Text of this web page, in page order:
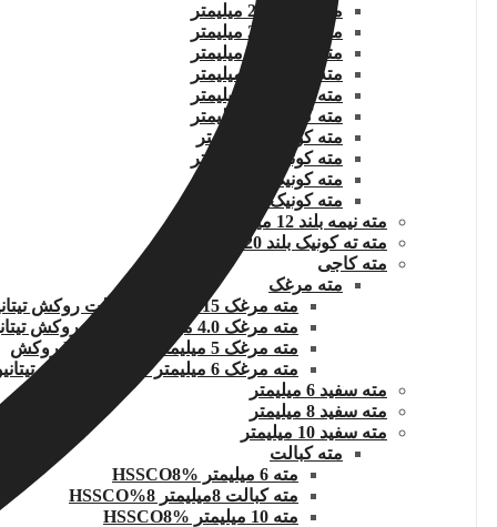
مته کونیک 26 میلیمتر
مته کونیک 27 میلیمتر
مته کونیک 28 میلیمتر
مته کونیک 29 میلیمتر
مته کونیک 30 میلیمتر
مته کونیک 31 میلیمتر
مته کونیک 32 میلمتر
مته کونیک 33 میلیمتر
مته کونیک 34 میلیمتر
مته کونیک 35 میلیمتر
مته نیمه بلند 12 میلیمتر
مته ته کونیک بلند 20 میلیمتر
مته کاجی
مته مرغک
مته مرغک 3.15 میلیمتر کبالت روکش تیتانیوم
مته مرغک 4.0 میلیمتر کبالتدار روکش تیتانیوم
مته مرغک 5 میلیمتر HSSCO5% روکش
مته مرغک 6 میلیمتر کبالتدار .روکش تیتانیوم
مته سفید 6 میلیمتر
مته سفید 8 میلیمتر
مته سفید 10 میلیمتر
مته کبالت
مته 6 میلیمتر HSSCO8%
مته کبالت 8میلیمتر 8%HSSCO
مته 10 میلیمتر HSSCO8%